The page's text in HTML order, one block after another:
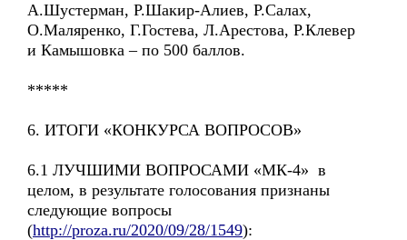
А.Шустерман, Р.Шакир-Алиев, Р.Салах,
О.Маляренко, Г.Гостева, Л.Арестова, Р.Клевер
и Камышовка – по 500 баллов.
*****
6. ИТОГИ «КОНКУРСА ВОПРОСОВ»
6.1 ЛУЧШИМИ ВОПРОСАМИ «МК-4» в
целом, в результате голосования признаны
следующие вопросы
(http://proza.ru/2020/09/28/1549):